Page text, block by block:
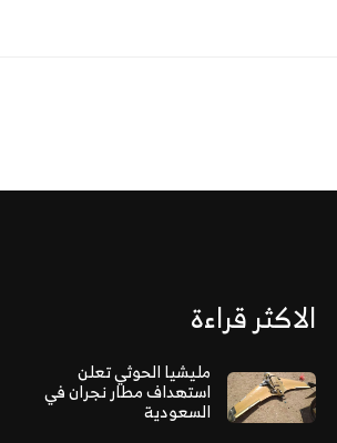
الاكثر قراءة
مليشيا الحوثي تعلن
استهداف مطار نجران في
السعودية